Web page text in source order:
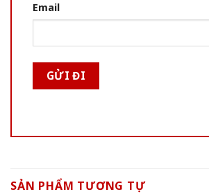
Email
SẢN PHẨM TƯƠNG TỰ